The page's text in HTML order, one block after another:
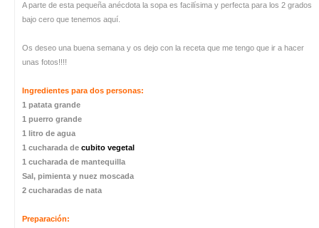
A parte de esta pequeña anécdota la sopa es facilísima y perfecta para los 2 grados
bajo cero que tenemos aquí.
Os deseo una buena semana y os dejo con la receta que me tengo que ir a hacer
unas fotos!!!!
Ingredientes para dos personas:
1 patata grande
1 puerro grande
1 litro de agua
1 cucharada de cubito vegetal
1 cucharada de mantequilla
Sal, pimienta y nuez moscada
2 cucharadas de nata
Preparación: